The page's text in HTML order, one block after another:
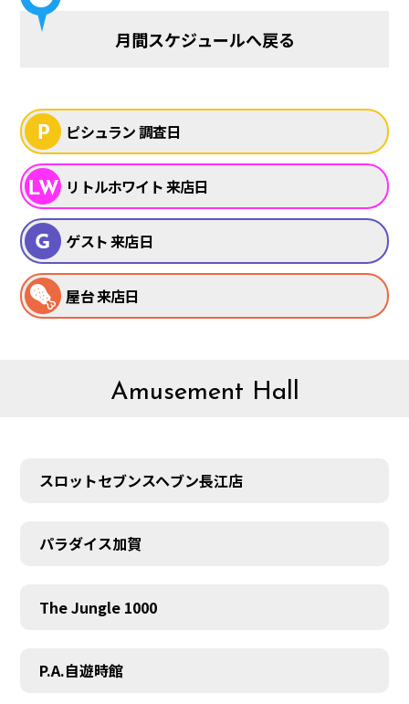
月間スケジュールへ戻る
ピシュラン 調査日
リトルホワイト 来店日
ゲスト 来店日
屋台 来店日
Amusement Hall
スロットセブンスヘブン長江店
パラダイス加賀
The Jungle 1000
P.A.自遊時館